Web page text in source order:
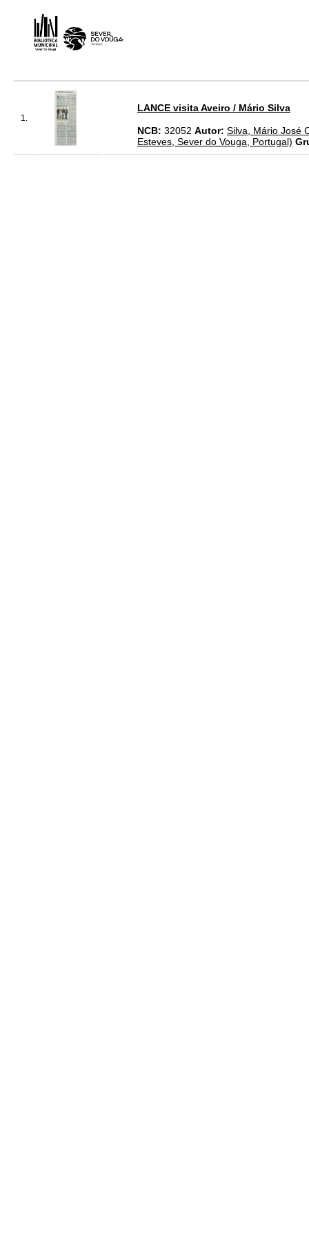
1.
LANCE visita Aveiro / Mário Silva
NCB: 32052 Autor: Silva, Mário José
Esteves, Sever do Vouga, Portugal)